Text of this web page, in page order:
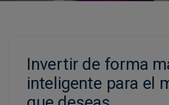
Invertir de forma
inteligente para el